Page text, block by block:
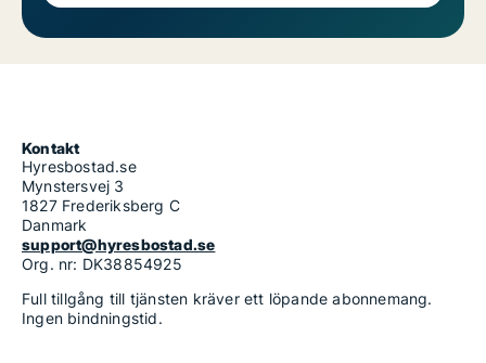
Kontakt
Hyresbostad.se
Mynstersvej 3
1827 Frederiksberg C
Danmark
support@hyresbostad.se
Org. nr: DK38854925
Full tillgång till tjänsten kräver ett löpande abonnemang.
Ingen bindningstid.